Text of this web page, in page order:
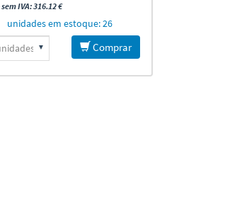
IVA: 316.12 €
unidades em estoque: 26
Comprar